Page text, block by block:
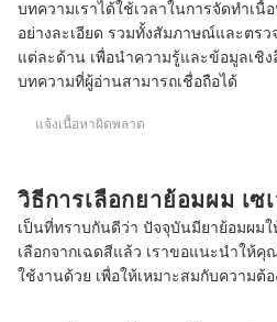
บทความเราได้ใช้เวลาในการจัดทำเ
อย่างละเอียด รวมทั้งสัมภาษณ์และตร
แต่ละด้าน เพื่อนำความรู้และข้อมูลเชิ
บทความที่ผู้อ่านสามารถเชื่อถือได้
แจ้งเนื้อหาผิดพลาด
วิธีการเลือกยาย้อมผม เซ
เป็นที่ทราบกันดีว่า ปัจจุบันมียาย้อมผม
เลือกจากเฉดสีแล้ว เราขอแนะนำให้
ใช้งานด้วย เพื่อให้เหมาะสมกับความต้